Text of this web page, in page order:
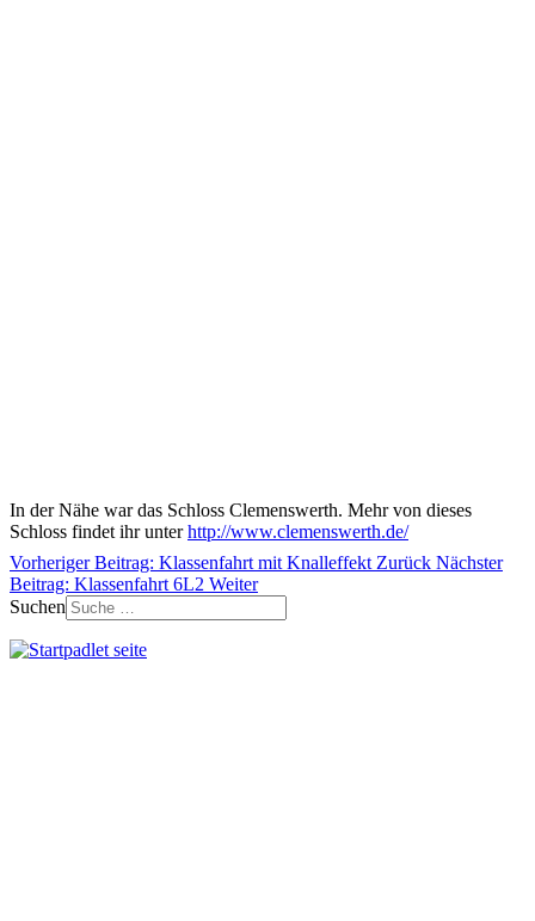
In der Nähe war das Schloss Clemenswerth. Mehr von dieses
Schloss findet ihr unterhttp://www.clemenswerth.de/
Vorheriger Beitrag: Klassenfahrt mit Knalleffekt Zurück Nächster
Beitrag: Klassenfahrt 6L2 Weiter
Suchen